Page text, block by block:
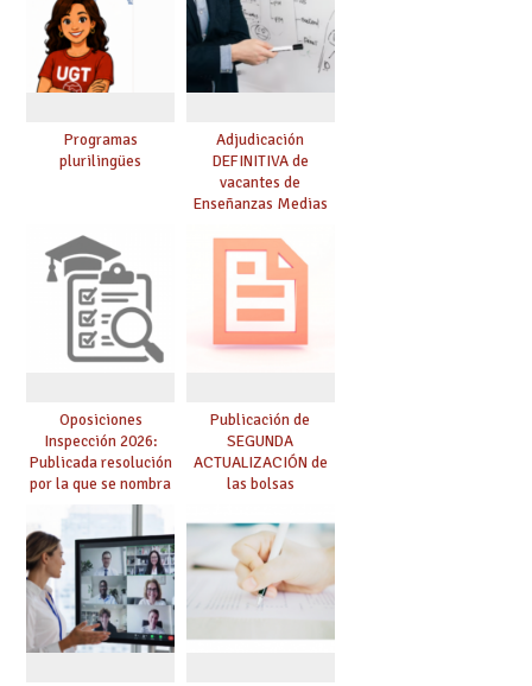
Programas
plurilingües
Adjudicación
DEFINITIVA de
vacantes de
Enseñanzas Medias
Oposiciones
Inspección 2026:
Publicada resolución
por la que se nombra
funcionarios/as en
prácticas, se regulan
dichas prácticas y se
convoca acto público
de adjudicación
Publicación de
SEGUNDA
ACTUALIZACIÓN de
las bolsas
Cuerpo de Maestros
de especialidades
convocadas a
oposición